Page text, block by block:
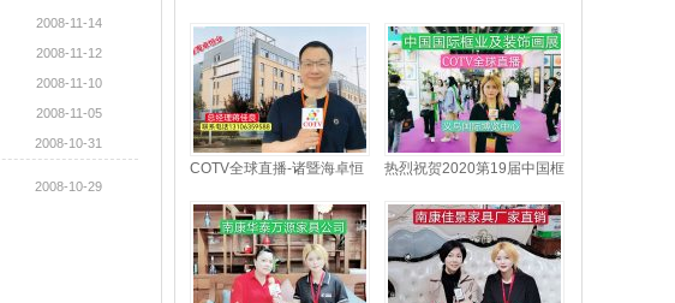
2008-11-14
2008-11-12
2008-11-10
2008-11-05
2008-10-31
2008-10-29
中心隆重开幕！
COTV全球直播-诸暨海卓恒
纺织机械、喷水织机铜件、
五金机械配套的铜制金属精
密铸造、锻压及精加工机械
配件等产品；设计创新、制
热烈祝贺2020第19届中国框
览中心隆重开幕！